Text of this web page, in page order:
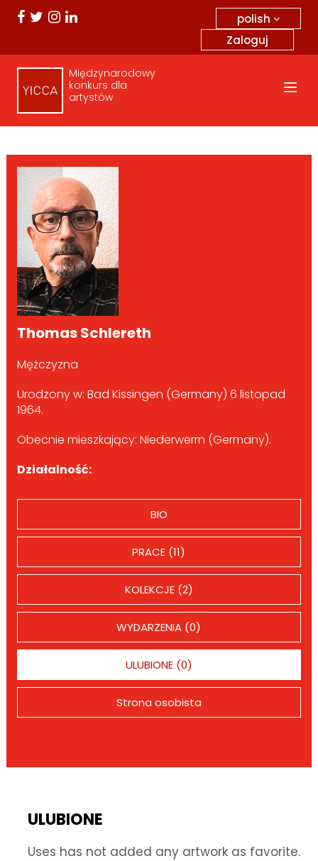
polish
Zaloguj
Międzynarodowy
konkurs dla
artystów
Thomas Schlereth
Mężczyzna
Urodzony w: Bad Kissingen (Germany) 6 listopad
1964.
Obecnie mieszkający: Niederwerrn (Germany).
Działalność:
BIO
PRACE (11)
KOLEKCJE (2)
WYDARZENIA (0)
ULUBIONE (0)
Strona osobista
ULUBIONE
Uses has not added any artwork as favorite.